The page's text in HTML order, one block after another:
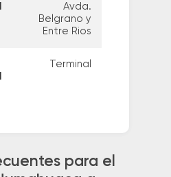
Avda.
Belgrano y
Entre Rios
Terminal
para el